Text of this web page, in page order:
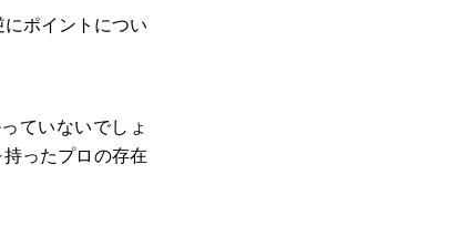
ポイントについ
ていないでしょ
ったプロの存在